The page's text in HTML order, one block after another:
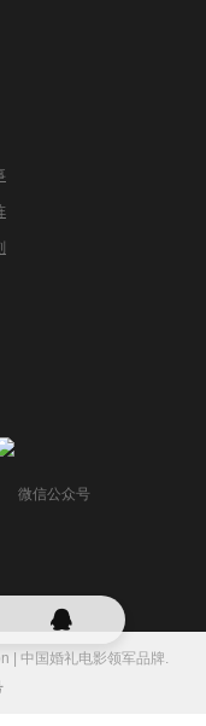
微信公众号
| 中国婚礼电影领军品牌.